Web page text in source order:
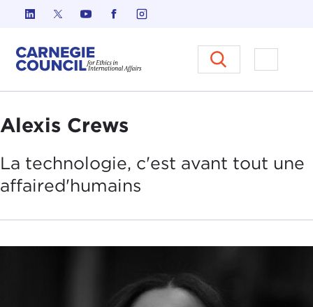
Skip to content
Carnegie Council sur
Ouvrir
Alexis Crews
La technologie, c'est avant tout une
affaired'humains